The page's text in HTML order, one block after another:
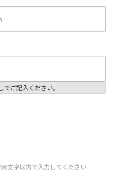
でご記入ください。
文字以内で入力してください